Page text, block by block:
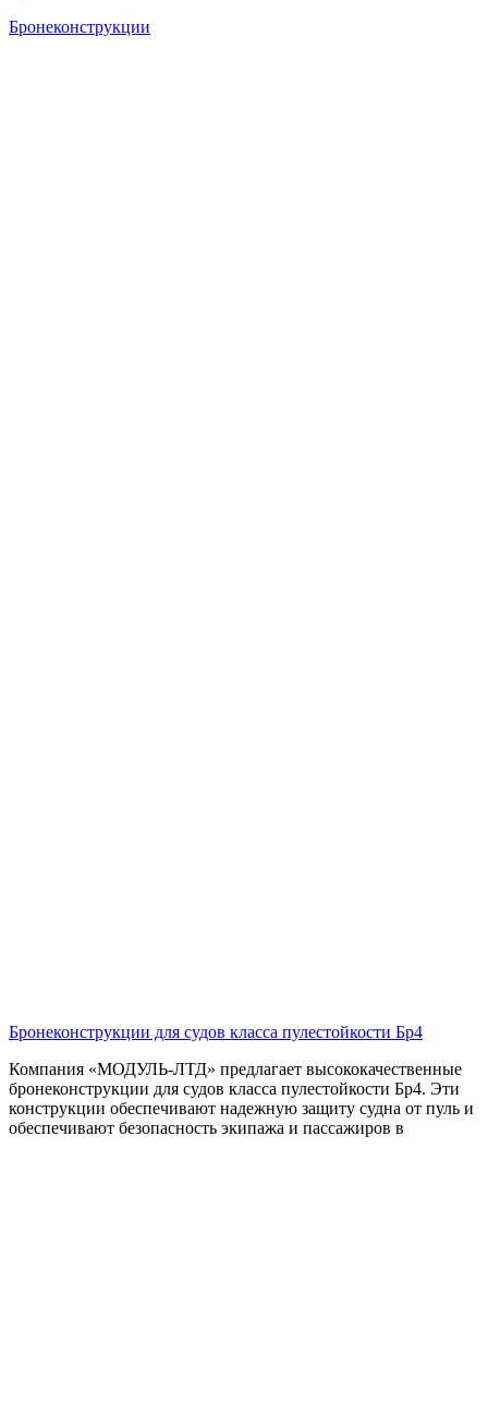
Бронеконструкции
Бронеконструкции для судов класса пулестойкости Бр4
Компания «МОДУЛЬ-ЛТД» предлагает высококачественные
бронеконструкции для судов класса пулестойкости Бр4. Эти
конструкции обеспечивают надежную защиту судна от пуль и
обеспечивают безопасность экипажа и пассажиров в